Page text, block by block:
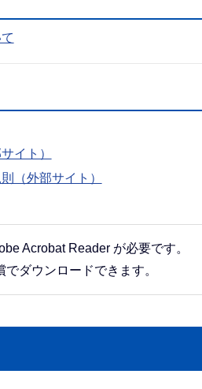
イト）
（外部サイト）
Acrobat Reader が必要です。
ダウンロードできます。